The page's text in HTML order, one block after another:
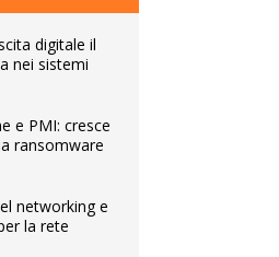
digitale il
nei sistemi
e PMI: cresce
ransomware
networking e
la rete